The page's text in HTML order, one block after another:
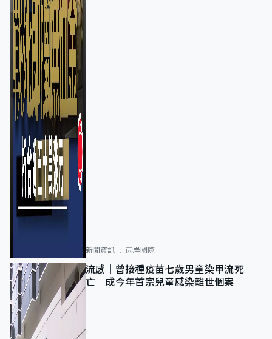
新聞資訊 兩岸國際
流感｜曾接種疫苗七歲男童染甲流死
亡 成今年首宗兒童感染離世個案